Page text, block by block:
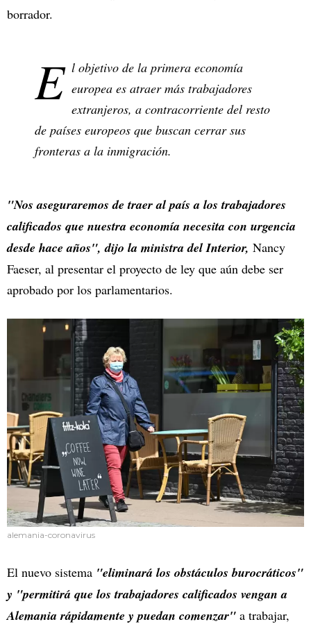
borrador.
E l objetivo de la primera economía
europea es atraer más trabajadores
extranjeros, a contracorriente del resto
de países europeos que buscan cerrar sus
fronteras a la inmigración.
"Nos aseguraremos de traer al país a los trabajadores
calificados que nuestra economía necesita con urgencia
desde hace años", dijo la ministra del Interior, Nancy
Faeser, al presentar el proyecto de ley que aún debe ser
aprobado por los parlamentarios.
alemania-coronavirus
El nuevo sistema "eliminará los obstáculos burocráticos"
y "permitirá que los trabajadores calificados vengan a
Alemania rápidamente y puedan comenzar" a trabajar,